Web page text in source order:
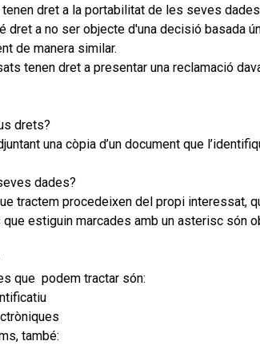
dret a la portabilitat de les seves
dret a no ser objecte d'una decisió basada
de manera similar.
tenen dret a presentar una reclamació
drets?
una còpia d’un document que
dades?
tractem procedeixen del propi interessat,
estiguin marcades amb un asterisc són
que podem tractar són:
també: